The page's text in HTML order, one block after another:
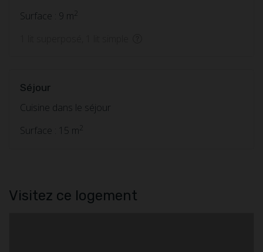
Surface : 9 m2
Séjour
Cuisine dans le séjour
Surface : 15 m2
Visitez ce logement